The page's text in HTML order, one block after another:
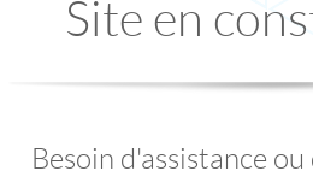
Site en
Besoin d'assistance